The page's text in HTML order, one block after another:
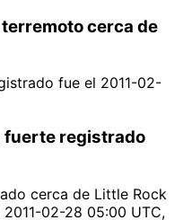
cerca de
fue el 2011-02-
fuerte registrado
cerca de Little Rock
02-28 05:00 UTC,